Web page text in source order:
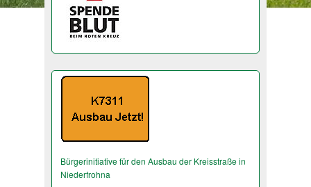
Bürgerinitiative für den Ausbau der Kreisstraße in
Niederfrohna